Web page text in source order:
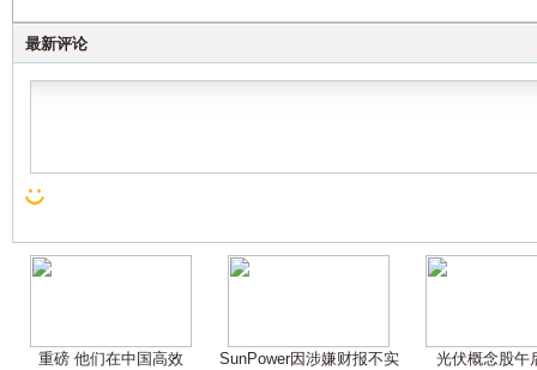
最新评论
重磅 他们在中国高效 SunPower因涉嫌财报不实 光伏概念股午